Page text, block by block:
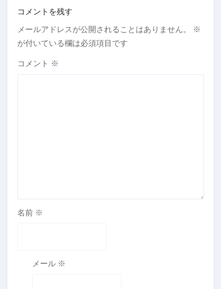
コメントを残す
メールアドレスが公開されることはありません。
※
が付いている欄は必須項目です
コメント ※
名前 ※
メール ※